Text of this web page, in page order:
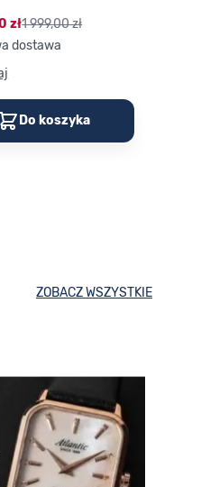
zł1 999,00 zł
dostawa
Do koszyka
ZOBACZ WSZYSTKIE